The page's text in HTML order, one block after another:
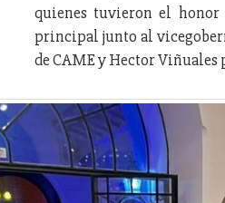
quienes tuvieron el
principal junto al
de CAME y Hector Viñuales